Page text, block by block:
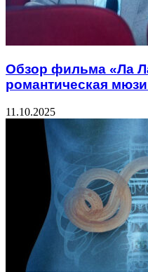
Обзор фильма «Ла
романтическая
11.10.2025